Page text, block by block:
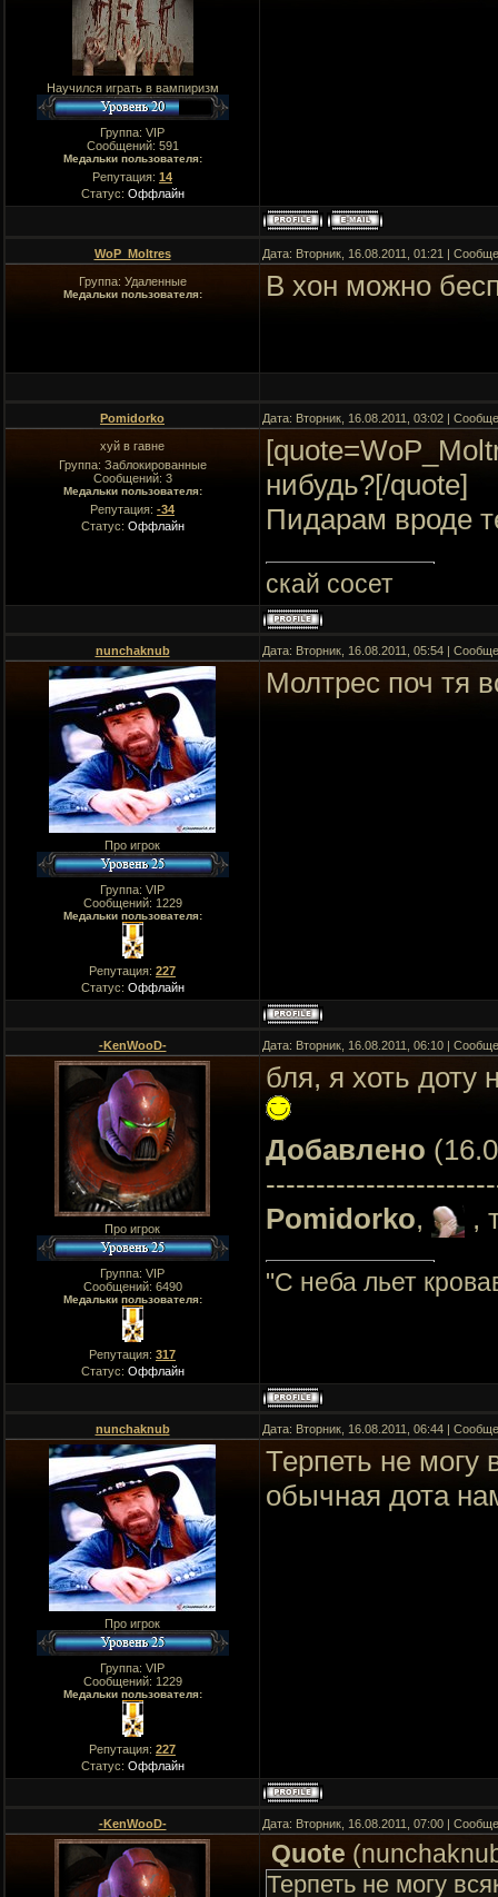
Научился играть в вампиризм
Группа: VIP
Сообщений: 591
Медальки пользователя:
Репутация: 14
Статус: Оффлайн
WoP_Moltres Дата: Вторник, 16.08.2011, 01:21 |
Группа: Удаленные
Медальки пользователя: В хон можно
Pomidorko Дата: Вторник, 16.08.2011, 03:02 |
хуй в гавне
Группа: Заблокированные
Сообщений: 3
Медальки пользователя:
Репутация: -34
Статус: Оффлайн
нибудь?[/quote]
Пидарам вроде
скай сосет
nunchaknub Дата: Вторник, 16.08.2011, 05:54 |
Про игрок
Группа: VIP
Сообщений: 1229
Медальки пользователя:
Репутация: 227
Статус: Оффлайн
Молтрес поч тя
-KenWooD- Дата: Вторник, 16.08.2011, 06:10 |
Про игрок
Группа: VIP
Сообщений: 6490
Медальки пользователя:
Репутация: 317
Статус: Оффлайн
бля, я хоть доту
Добавлено
Pomidorko, ,
"C неба льет
nunchaknub Дата: Вторник, 16.08.2011, 06:44 |
Про игрок
Группа: VIP
Сообщений: 1229
Медальки пользователя:
Репутация: 227
Статус: Оффлайн
Терпеть не могу
обычная дота
-KenWooD- Дата: Вторник, 16.08.2011, 07:00 |
Quote (
Терпеть не могу